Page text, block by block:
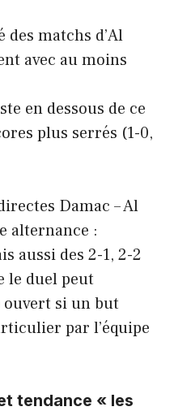
matchs d’Al
avec au moins
en dessous de ce
plus serrés (1-0,
Damac – Al
alternance :
aussi des 2-1, 2-2
le duel peut
si un but
par l’équipe
tendance « les